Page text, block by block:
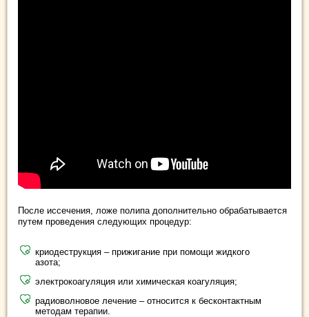
После иссечения, ложе полипа дополнительно обрабатывается
путем проведения следующих процедур:
криодеструкция – прижигание при помощи жидкого
азота;
электрокоагуляция или химическая коагуляция;
радиоволновое лечение – относится к бесконтактным
методам терапии.